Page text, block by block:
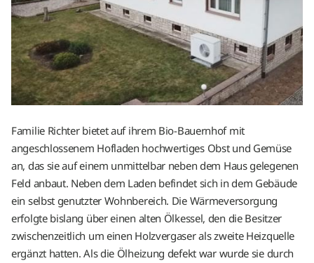
Familie Richter bietet auf ihrem Bio-Bauernhof mit
angeschlossenem Hofladen hochwertiges Obst und Gemüse
an, das sie auf einem unmittelbar neben dem Haus gelegenen
Feld anbaut. Neben dem Laden befindet sich in dem Gebäude
ein selbst genutzter Wohnbereich. Die Wärmeversorgung
erfolgte bislang über einen alten Ölkessel, den die Besitzer
zwischenzeitlich um einen Holzvergaser als zweite Heizquelle
ergänzt hatten. Als die Ölheizung defekt war wurde sie durch